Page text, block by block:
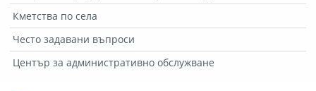
Кметства по села
Често задавани въпроси
Център за административно обслужване